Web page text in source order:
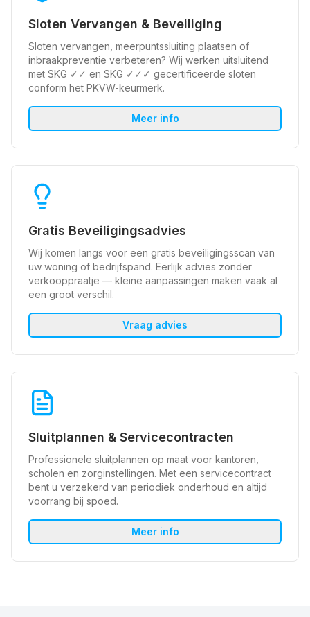
Sloten Vervangen & Beveiliging
Sloten vervangen, meerpuntssluiting plaatsen of
inbraakpreventie verbeteren? Wij werken uitsluitend
met SKG ✓✓ en SKG ✓✓✓ gecertificeerde sloten
conform het PKVW-keurmerk.
Meer info
Gratis Beveiligingsadvies
Wij komen langs voor een gratis beveiligingsscan van
uw woning of bedrijfspand. Eerlijk advies zonder
verkooppraatje — kleine aanpassingen maken vaak al
een groot verschil.
Vraag advies
Sluitplannen & Servicecontracten
Professionele sluitplannen op maat voor kantoren,
scholen en zorginstellingen. Met een servicecontract
bent u verzekerd van periodiek onderhoud en altijd
voorrang bij spoed.
Meer info